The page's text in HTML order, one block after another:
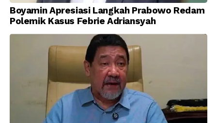
Boyamin Apresiasi Langkah Prabowo Redam
Polemik Kasus Febrie Adriansyah